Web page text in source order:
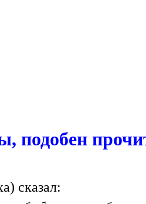
подобен
сказал: